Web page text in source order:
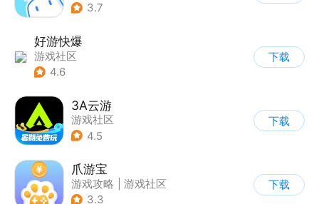
3.7
好游快爆
游戏社区
4.6
下载
3A云游
游戏社区
4.5
下载
爪游宝
游戏攻略
游戏社区
3.3
下载